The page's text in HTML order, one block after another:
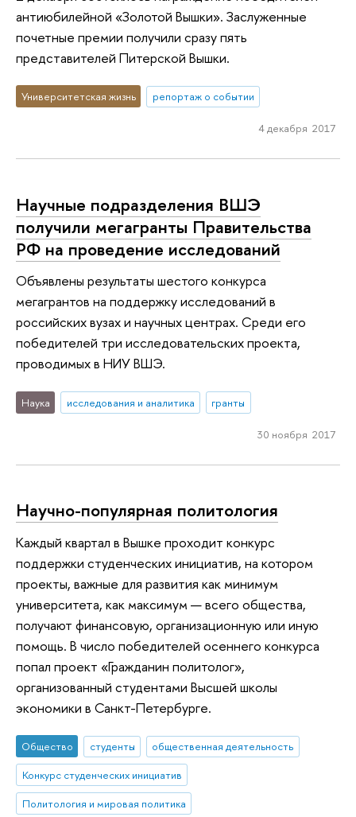
антиюбилейной «Золотой Вышки». Заслуженные
почетные премии получили сразу пять
представителей Питерской Вышки.
Университетская жизнь репортаж о событии
4 декабря 2017
Научные подразделения ВШЭ
получили мегагранты Правительства
РФ на проведение исследований
Объявлены результаты шестого конкурса
мегагрантов на поддержку исследований в
российских вузах и научных центрах. Среди его
победителей три исследовательских проекта,
проводимых в НИУ ВШЭ.
Наука исследования и аналитика гранты
30 ноября 2017
Научно-популярная политология
Каждый квартал в Вышке проходит конкурс
поддержки студенческих инициатив, на котором
проекты, важные для развития как минимум
университета, как максимум — всего общества,
получают финансовую, организационную или иную
помощь. В число победителей осеннего конкурса
попал проект «Гражданин политолог»,
организованный студентами Высшей школы
экономики в Санкт-Петербурге.
Общество студенты
общественная деятельность
Конкурс студенческих инициатив
Политология и мировая политика